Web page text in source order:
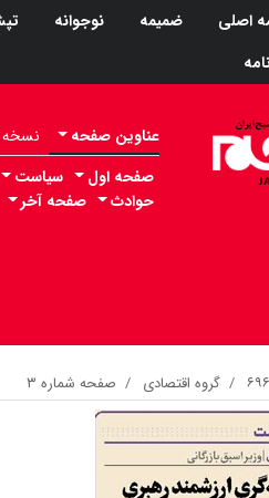
اصلی ضمیمه نوجوانه
عناوین صفحه نسخه Pdf
صفحه اول سیاست
حوادث
صفحه آخر
گروه اقتصادی صفحه شماره ۳